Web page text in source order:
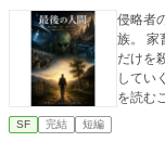
侵略者の目的は何だ
族。 家畜とし
だけを殺さないのか
していく。 あなたは、最後の一行でもう一
を読む
SF 完結 短編